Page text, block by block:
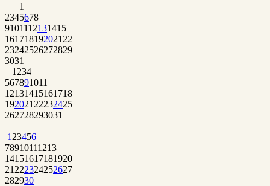
1
2345678
9101112131415
161718192021 22
23242526272829
3031
1 234
567891011
12131415161718
192021 22232425
262728293031
1 23456
78910111213
14151617181920
21 222324252627
282930